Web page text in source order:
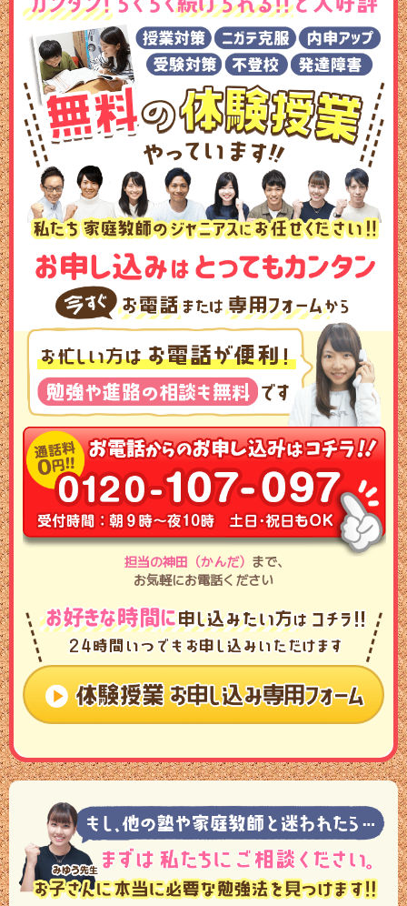
担当の神田（かんだ） まで､
お気軽にお電話ください